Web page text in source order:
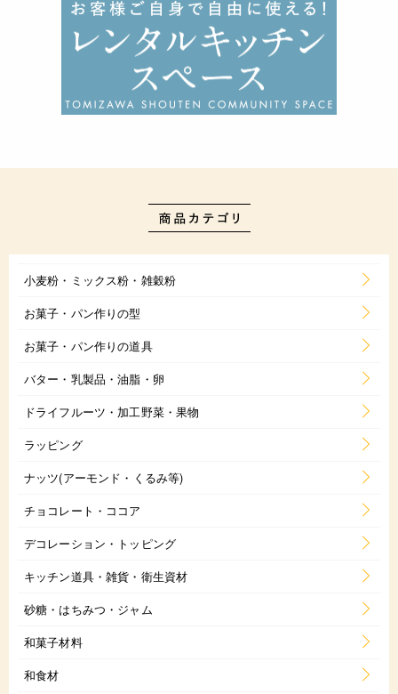
小麦粉・ミックス粉・雑穀粉
お菓子・パン作りの型
お菓子・パン作りの道具
バター・乳製品・油脂・卵
ドライフルーツ・加工野菜・果物
ラッピング
ナッツ(アーモンド・くるみ等)
チョコレート・ココア
デコレーション・トッピング
キッチン道具・雑貨・衛生資材
砂糖・はちみつ・ジャム
和菓子材料
和食材